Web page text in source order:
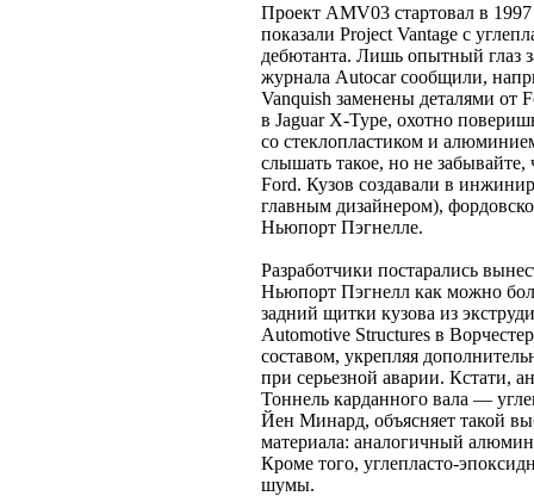
Проект AMV03 стартовал в
показали Project Vantage с
дебютанта. Лишь опытный глаз
журнала Autocar сообщили,
Vanquish заменены деталями от
в Jaguar X-Type, охотно
со стеклопластиком и
слышать такое, но не
Ford. Кузов создавали в
главным дизайнером),
Ньюпорт Пэгнелле.
Разработчики постарались
Ньюпорт Пэгнелл как можно
задний щитки кузова из
Automotive Structures в
составом, укрепляя
при серьезной аварии. Кстати,
Тоннель карданного вала —
Йен Минард, объясняет такой
материала: аналогичный
Кроме того, углепласто-
шумы.